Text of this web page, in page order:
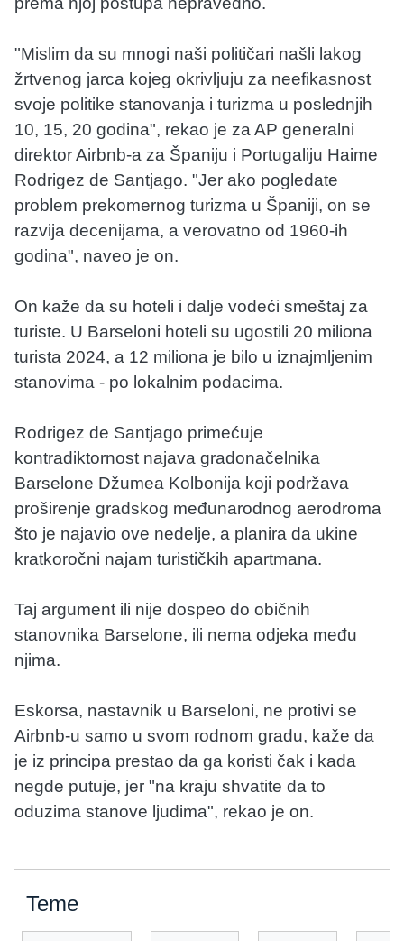
"Mislim da su mnogi naši političari našli lakog
žrtvenog jarca kojeg okrivljuju za neefikasnost
svoje politike stanovanja i turizma u poslednjih
10, 15, 20 godina", rekao je za AP generalni
direktor Airbnb-a za Španiju i Portugaliju Haime
Rodrigez de Santjago. "Jer ako pogledate
problem prekomernog turizma u Španiji, on se
razvija decenijama, a verovatno od 1960-ih
godina", naveo je on.
On kaže da su hoteli i dalje vodeći smeštaj za
turiste. U Barseloni hoteli su ugostili 20 miliona
turista 2024, a 12 miliona je bilo u iznajmljenim
stanovima - po lokalnim podacima.
Rodrigez de Santjago primećuje
kontradiktornost najava gradonačelnika
Barselone Džumea Kolbonija koji podržava
proširenje gradskog međunarodnog aerodroma
što je najavio ove nedelje, a planira da ukine
kratkoročni najam turističkih apartmana.
Taj argument ili nije dospeo do običnih
stanovnika Barselone, ili nema odjeka među
njima.
Eskorsa, nastavnik u Barseloni, ne protivi se
Airbnb-u samo u svom rodnom gradu, kaže da
je iz principa prestao da ga koristi čak i kada
negde putuje, jer "na kraju shvatite da to
oduzima stanove ljudima", rekao je on.
Teme